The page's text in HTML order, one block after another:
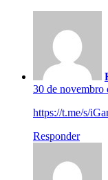
30 de novembro
https://t.me/s/
Responder